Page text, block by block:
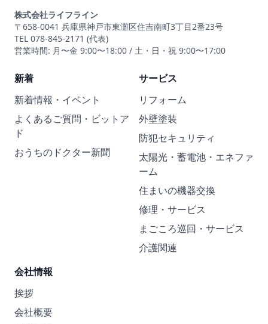
株式会社ライフライン
〒658-0041 兵庫県神戸市東灘区住吉南町3丁目2番23号
TEL 078-845-2171 (代表)
営業時間: 月〜金 9:00〜18:00 / 土・日・祝 9:00〜17:00
新着
新着情報・イベント
よくあるご質問・ビットア
ド
おうちのドクター新聞
サービス
リフォーム
外壁塗装
防犯セキュリティ
太陽光・蓄電池・エネファ
ーム
住まいの機器交換
修理・サービス
まごころ巡回・サービス
介護関連
会社情報
挨拶
会社概要